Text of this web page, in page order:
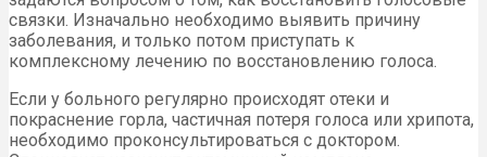
связки. Изначально необходимо выявить причину
заболевания, и только потом приступать к
комплексному лечению по восстановлению голоса.
Если у больного регулярно происходят отеки и
покраснение горла, частичная потеря голоса или хрипота,
необходимо проконсультироваться с доктором.